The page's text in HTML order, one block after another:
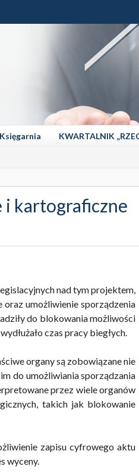
Księgarnia KWARTALNIK
i kartograficzne
nad tym projektem,
oraz umożliwienie sporządzenia
do blokowania możliwości
czas pracy biegłych.
organy są zobowiązane nie
do umożliwiania sporządzania
przez wiele organów
takich jak blokowanie
zapisu cyfrowego aktu
wyceny.